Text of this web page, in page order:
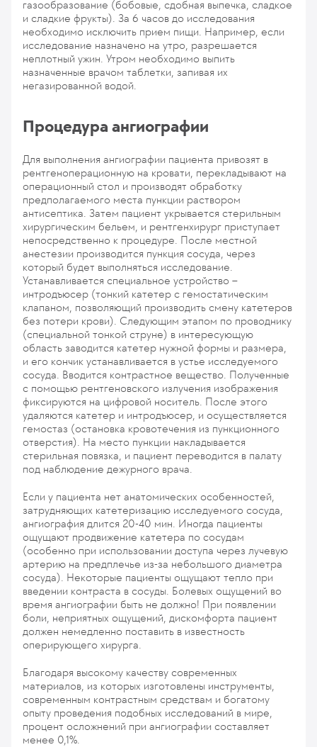
газообразование (бобовые, сдобная выпечка, сладкое
и сладкие фрукты). За 6 часов до исследования
необходимо исключить прием пищи. Например, если
исследование назначено на утро, разрешается
неплотный ужин. Утром необходимо выпить
назначенные врачом таблетки, запивая их
негазированной водой.
Процедура ангиографии
Для выполнения ангиографии пациента привозят в
рентгеноперационную на кровати, перекладывают на
операционный стол и производят обработку
предполагаемого места пункции раствором
антисептика. Затем пациент укрывается стерильным
хирургическим бельем, и рентгенхирург приступает
непосредственно к процедуре. После местной
анестезии производится пункция сосуда, через
который будет выполняться исследование.
Устанавливается специальное устройство –
интродъюсер (тонкий катетер с гемостатическим
клапаном, позволяющий производить смену катетеров
без потери крови). Следующим этапом по проводнику
(специальной тонкой струне) в интересующую
область заводится катетер нужной формы и размера,
и его кончик устанавливается в устье исследуемого
сосуда. Вводится контрастное вещество. Полученные
с помощью рентгеновского излучения изображения
фиксируются на цифровой носитель. После этого
удаляются катетер и интродъюсер, и осуществляется
гемостаз (остановка кровотечения из пункционного
отверстия). На место пункции накладывается
стерильная повязка, и пациент переводится в палату
под наблюдение дежурного врача.
Если у пациента нет анатомических особенностей,
затрудняющих катетеризацию исследуемого сосуда,
ангиография длится 20-40 мин. Иногда пациенты
ощущают продвижение катетера по сосудам
(особенно при использовании доступа через лучевую
артерию на предплечье из-за небольшого диаметра
сосуда). Некоторые пациенты ощущают тепло при
введении контраста в сосуды. Болевых ощущений во
время ангиографии быть не должно! При появлении
боли, неприятных ощущений, дискомфорта пациент
должен немедленно поставить в известность
оперирующего хирурга.
Благодаря высокому качеству современных
материалов, из которых изготовлены инструменты,
современным контрастным средствам и богатому
опыту проведения подобных исследований в мире,
процент осложнений при ангиографии составляет
менее 0,1%.